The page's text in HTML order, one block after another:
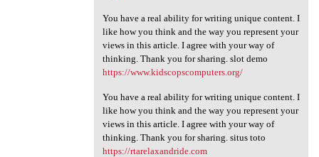
You have a real ability for writing unique content. I
like how you think and the way you represent your
views in this article. I agree with your way of
thinking. Thank you for sharing. slot demo
https://www.kidscopscomputers.org/
You have a real ability for writing unique content. I
like how you think and the way you represent your
views in this article. I agree with your way of
thinking. Thank you for sharing. situs toto
https://rtarelaxandride.com